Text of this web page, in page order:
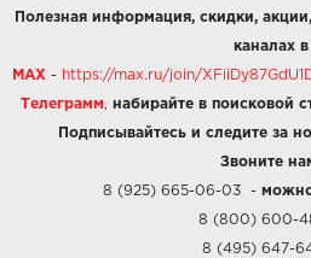
Полезная информация, скидки,
каналах в
MAX - https://max.ru/join/
Телеграмм набирайте в поисковой
Подписывайтесь и следите за
Звоните
8 (925) 665-06-03- можно
8 (800) 600-
8 (495) 647-